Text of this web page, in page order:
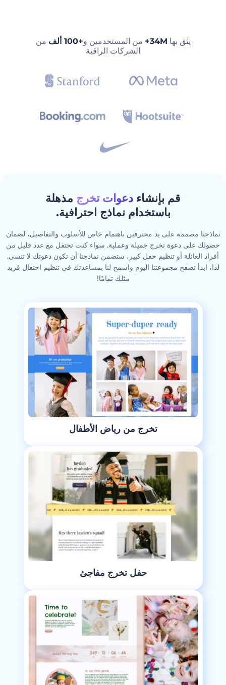
يثق بها 34M+ من المستخدمين و+100 ألف
من
الشركات الراقية
قم بإنشاء دعوات تخرج مذهلة
باستخدام نماذج احترافية.
نماذجنا مصممة على يد محترفين باهتمام خاص للأسلوب والتفاصيل، لضمان
حصولك على دعوة تخرج جميلة وعملية. سواء كنت تحتفل مع عدد قليل من
أفراد العائلة أو تنظيم حفل كبير، ستضمن نماذجنا أن تكون دعوتك لا تنسى.
لذا، ابدأ تصفح مجموعتنا اليوم واسمح لنا بمساعدتك في تنظيم احتفال فريد
مثلك تمامًا!
تخرج من رياض الأطفال
حفل تخرج مفاجئ